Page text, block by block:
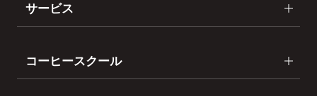
サービス
コーヒースクール